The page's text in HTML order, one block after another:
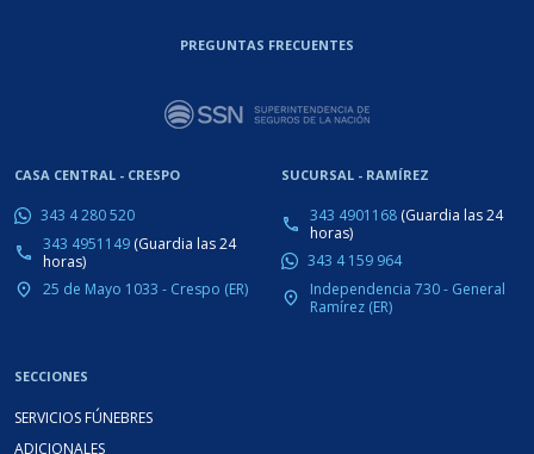
PREGUNTAS FRECUENTES
CASA CENTRAL - CRESPO
343 4 280 520
phone 343 4951149 (Guardia las 24
horas)
place 25 de Mayo 1033 - Crespo (ER)
SUCURSAL - RAMÍREZ
phone 343 4901168 (Guardia las 24
horas)
343 4 159 964
place
Independencia 730 - General
Ramírez (ER)
SECCIONES
SERVICIOS FÚNEBRES
ADICIONALES